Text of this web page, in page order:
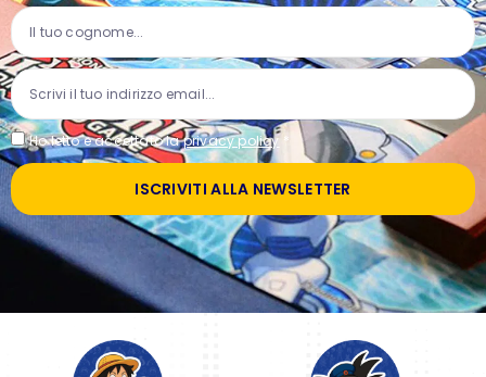
Ho letto e accettato laprivacy policy *
ISCRIVITI ALLA NEWSLETTER